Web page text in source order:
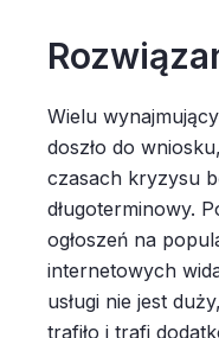
Wielu
doszło do
czasach kryzysu
długoterminowy.
ogłoszeń na
internetowych
usługi nie jest
trafiło i trafi